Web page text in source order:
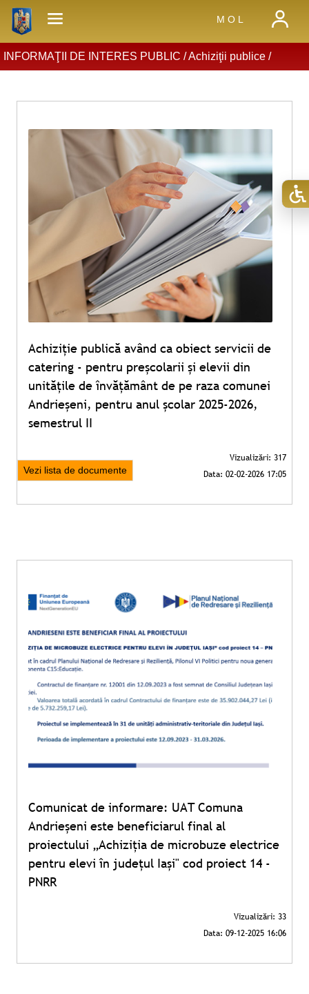
M O L
INFORMAŢII DE INTERES PUBLIC /Achiziţii publice/
Achiziție publică având ca obiect servicii de
catering - pentru preșcolarii și elevii din
unitățile de învățământ de pe raza comunei
Andrieșeni, pentru anul școlar 2025-2026,
semestrul II
Vezi lista de documente
Comunicat de informare: UAT Comuna
Andrieșeni este beneficiarul final al
proiectului „Achiziția de microbuze electrice
pentru elevi în județul Iași" cod proiect 14 -
PNRR